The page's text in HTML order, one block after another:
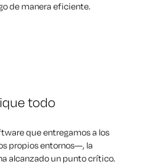
de manera eficiente.
todo
que entregamos a los
propios entornos—, la
alcanzado un punto crítico.